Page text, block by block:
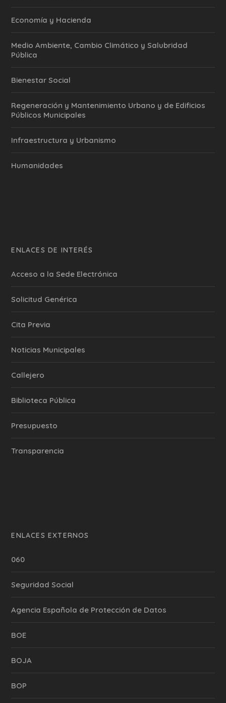
Economía y Hacienda
Medio Ambiente, Cambio Climático y Salubridad
Pública
Bienestar Social
Regeneración y Mantenimiento Urbano y de Edificios
Públicos Municipales
Infraestructura y Urbanismo
Humanidades
ENLACES DE INTERÉS
Acceso a la Sede Electrónica
Solicitud Genérica
Cita Previa
‎Noticias Municipales
Callejero
Biblioteca Pública
Presupuesto
Transparencia
ENLACES EXTERNOS
060
Seguridad Social
Agencia Española de Protección de Datos
BOE
BOJA
BOP